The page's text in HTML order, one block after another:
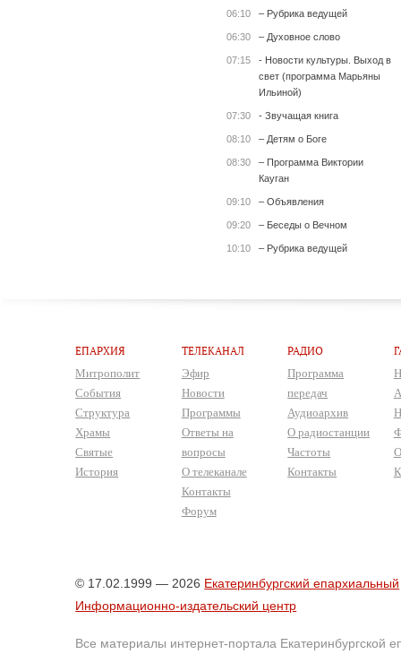
06:10 – Рубрика ведущей
06:30 – Духовное слово
07:15
- Новости культуры. Выход в
свет (программа Марьяны
Ильиной)
07:30 - Звучащая книга
08:10 – Детям о Боге
08:30
– Программа Виктории
Кауган
09:10 – Объявления
09:20 – Беседы о Вечном
10:10 – Рубрика ведущей
ЕПАРХИЯ
Митрополит
События
Структура
Храмы
Святые
История
ТЕЛЕКАНАЛ
Эфир
Новости
Программы
Ответы на
вопросы
О телеканале
Контакты
Форум
РАДИО
Программа
передач
Аудиоархив
О радиостанции
Частоты
Контакты
© 17.02.1999 — 2026 Екатеринбургский епархиальный
Информационно-издательский центр
Все материалы интернет-портала Екатеринбургской